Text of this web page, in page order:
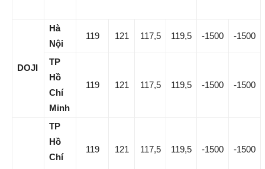
DOJI
Hà
Nội
119 121 117,5 119,5 -1500 -1500
TP
Hồ
Chí
Minh
119 121 117,5 119,5 -1500 -1500
TP
Hồ
Chí
119 121 117,5 119,5 -1500 -1500